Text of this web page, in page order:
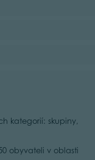
kategorií: skupiny,
obyvateli v oblasti